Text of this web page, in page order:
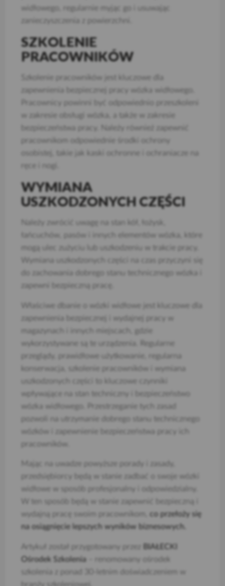
widłowego, regularnie myjąc go i usuwając
zanieczyszczenia z powierzchni.
SZKOLENIE
PRACOWNIKÓW
Szkolenie pracowników jest kluczowe dla
zapewnienia bezpiecznej pracy wózka widłowego.
Pracownicy powinni być odpowiednio przeszkoleni
w zakresie obsługi wózka, a także w zakresie
bezpieczeństwa pracy. Należy również zapewnić
pracownikom odpowiednie środki ochrony
osobistej, takie jak kaski ochronne i ochraniacze na
WYMIANA
USZKODZONYCH CZĘŚCI
Należy zwrócić uwagę na stan kół, łożysk,
łańcuchów, pasów i innych elementów wózka, które
mogą ulec zużyciu lub uszkodzeniu w trakcie pracy.
do zachowania dobrego stanu technicznego wózka i
zapewni bezpieczną pracę.
Właściwe dbanie o wózki widłowe jest kluczowe dla
zapewnienia bezpiecznej i wydajnej pracy w
magazynach i innych miejscach, gdzie
wykorzystywane są te urządzenia. Regularne
przeglądy, prawidłowe użytkowanie, regularna
konserwacja, szkolenie pracowników i wymiana
uszkodzonych części to kluczowe czynniki
wpływające na stan techniczny i bezpieczeństwo
wózka widłowego. Przestrzeganie tych zasad
pozwoli na utrzymanie dobrego stanu technicznego
wózków i zapewnienie bezpieczeństwa pracy ich
pracowników.
Mając na uwadze powyższe porady i zasady,
przedsiębiorcy będą w stanie zadbać o swoje wózki
widłowe w sposób profesjonalny i odpowiedzialny.
W ten sposób będą w stanie zapewnić bezpieczną i
wydajną pracę swoim pracownikom, co przełoży się
na osiągnięcie lepszych wyników biznesowych.
Artykuł został przygotowany przez
BIAŁECKI
Ośrodek Szkolenia – renomowany ośrodek
szkolenia z ponad 30-letnim doświadczeniem w
branży szkoleniowej.